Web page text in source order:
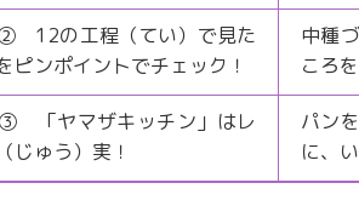
12の工程（てい）で見た
ピンポイントでチェック！
中種
ころ
「ヤマザキッチン」はレ
じゅう）実！
パン
に、